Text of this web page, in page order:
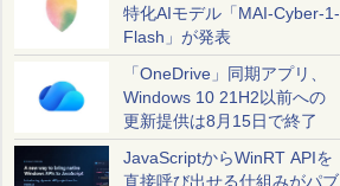
特化AIモデル「MAI-Cyber-1-
Flash」が発表
「OneDrive」同期アプリ、
Windows 10 21H2以前への
更新提供は8月15日で終了
JavaScriptからWinRT APIを
直接呼び出せる仕組みがパブ